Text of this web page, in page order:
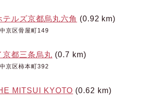
テルズ京都烏丸六角 (0.92 km)
京区骨屋町149
京都三条烏丸 (0.7 km)
京区柿本町392
MITSUI KYOTO (0.62 km)